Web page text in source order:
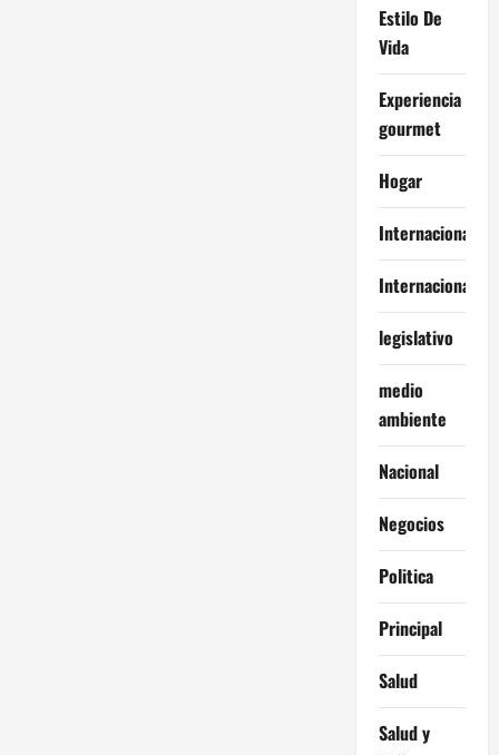
Estilo De
Vida
Experiencia
gourmet
Hogar
Internacional
Internacionales
legislativo
medio
ambiente
Nacional
Negocios
Politica
Principal
Salud
Salud y